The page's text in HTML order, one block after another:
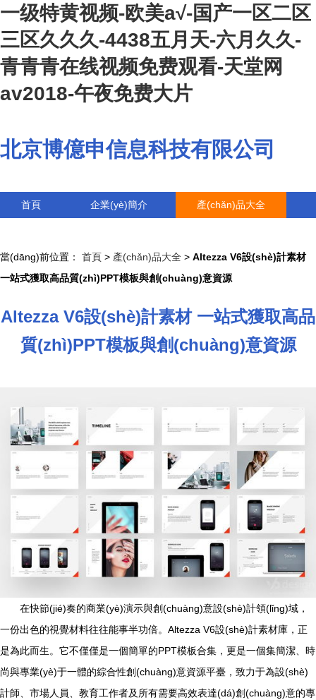
一级特黄视频-欧美a√-国产一区二区
三区久久久-4438五月天-六月久久-
青青青在线视频免费观看-天堂网
av2018-午夜免费大片
北京博億申信息科技有限公司
首頁 企業(yè)簡介 產(chǎn)品大全
當(dāng)前位置： 首頁 > 產(chǎn)品大全 > Altezza V6設(shè)計素材
一站式獲取高品質(zhì)PPT模板與創(chuàng)意資源
Altezza V6設(shè)計素材 一站式獲取高品
質(zhì)PPT模板與創(chuàng)意資源
在快節(jié)奏的商業(yè)演示與創(chuàng)意設(shè)計領(lǐng)域，
一份出色的視覺材料往往能事半功倍。Altezza V6設(shè)計素材庫，正
是為此而生。它不僅僅是一個簡單的PPT模板合集，更是一個集簡潔、時
尚與專業(yè)于一體的綜合性創(chuàng)意資源平臺，致力于為設(shè)
計師、市場人員、教育工作者及所有需要高效表達(dá)創(chuàng)意的專